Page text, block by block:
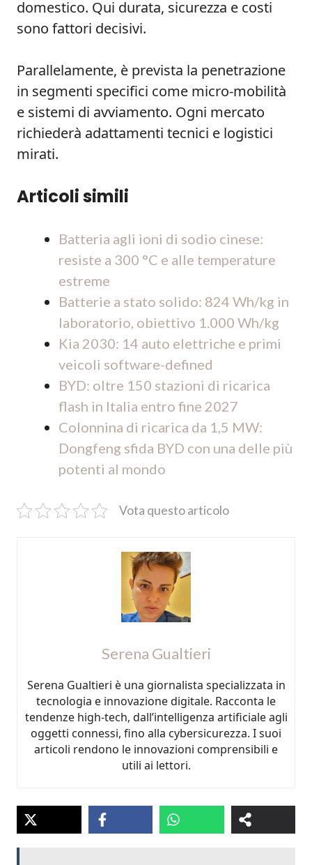
domestico. Qui durata, sicurezza e costi
sono fattori decisivi.
Parallelamente, è prevista la penetrazione
in segmenti specifici come micro‑mobilità
e sistemi di avviamento. Ogni mercato
richiederà adattamenti tecnici e logistici
mirati.
Articoli simili
Batteria agli ioni di sodio cinese:
resiste a 300 °C e alle temperature
estreme
Batterie a stato solido: 824 Wh/kg in
laboratorio, obiettivo 1.000 Wh/kg
Kia 2030: 14 auto elettriche e primi
veicoli software-defined
BYD: oltre 150 stazioni di ricarica
flash in Italia entro fine 2027
Colonnina di ricarica da 1,5 MW:
Dongfeng sfida BYD con una delle più
potenti al mondo
Vota questo articolo
Serena Gualtieri
Serena Gualtieri è una giornalista specializzata in
tecnologia e innovazione digitale. Racconta le
tendenze high-tech, dall’intelligenza artificiale agli
oggetti connessi, fino alla cybersicurezza. I suoi
articoli rendono le innovazioni comprensibili e
utili ai lettori.